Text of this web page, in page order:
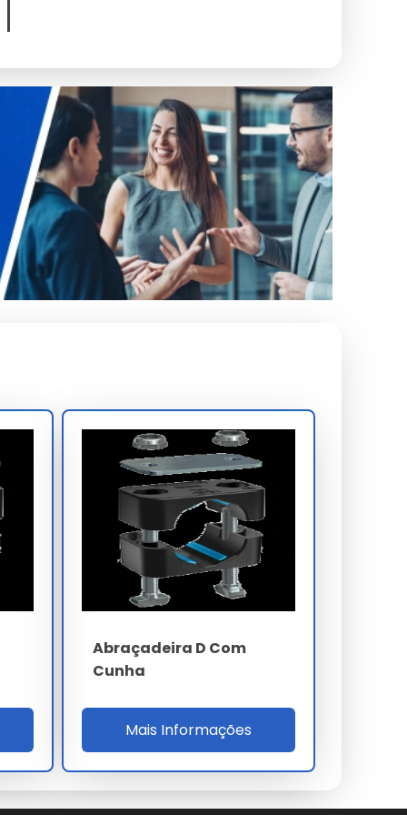
Abraçadeira D Com
Cunha
Mais Informações